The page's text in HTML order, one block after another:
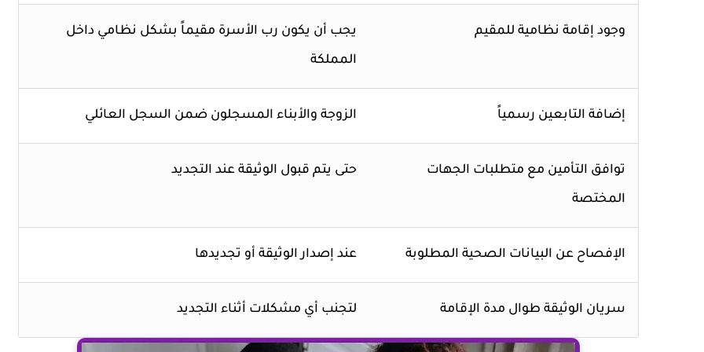
وجود إقامة نظامية للمقيم يجب أن يكون رب الأسرة مقيماً بشكل نظامي داخل
المملكة
إضافة التابعين رسمياً الزوجة والأبناء المسجلون ضمن السجل العائلي
توافق التأمين مع متطلبات الجهات
المختصة
حتى يتم قبول الوثيقة عند التجديد
الإفصاح عن البيانات الصحية المطلوبة عند إصدار الوثيقة أو تجديدها
سريان الوثيقة طوال مدة الإقامة لتجنب أي مشكلات أثناء التجديد